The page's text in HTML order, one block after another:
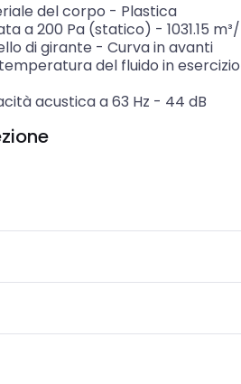
del corpo - Plastica
a 200 Pa (statico) - 1031.15
di girante - Curva in avanti
del fluido in
acustica a 63 Hz - 44 dB